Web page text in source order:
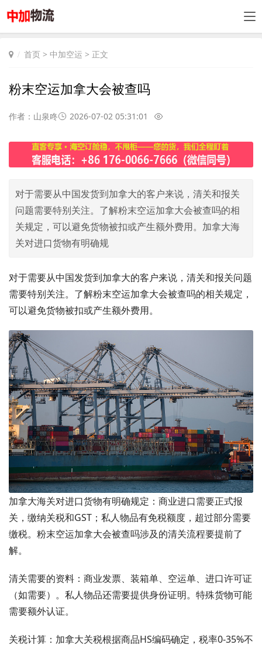
首页 > 中加空运 > 正文
粉末空运加拿大会被查吗
作者：山泉咚 2026-07-02 05:31:01
对于需要从中国发货到加拿大的客户来说，清关和报关
问题需要特别关注。了解粉末空运加拿大会被查吗的相
关规定，可以避免货物被扣或产生额外费用。加拿大海
关对进口货物有明确规
对于需要从中国发货到加拿大的客户来说，清关和报关问题
需要特别关注。了解粉末空运加拿大会被查吗的相关规定，
可以避免货物被扣或产生额外费用。
加拿大海关对进口货物有明确规定：商业进口需要正式报
关，缴纳关税和GST；私人物品有免税额度，超过部分需要
缴税。粉末空运加拿大会被查吗涉及的清关流程要提前了
解。
清关需要的资料：商业发票、装箱单、空运单、进口许可证
（如需要）。私人物品还需要提供身份证明。特殊货物可能
需要额外认证。
关税计算：加拿大关税根据商品HS编码确定，税率0-35%不